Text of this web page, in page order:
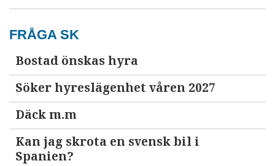
FRÅGA SK
Bostad önskas hyra
Söker hyreslägenhet våren 2027
Däck m.m
Kan jag skrota en svensk bil i
Spanien?